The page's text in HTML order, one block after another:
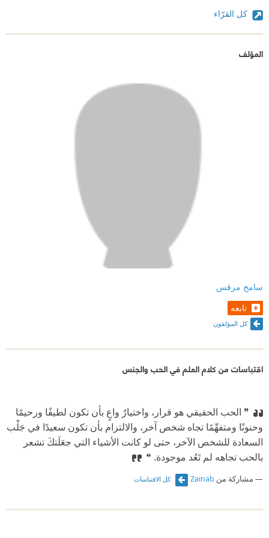
كل القرّاء
المؤلف
سامح مرقس
تابعه
كل المؤلفون
اقتباسات من كلام العلم في الحب والجنس
❞ الحب الحقيقي هو قرار، واختيارٌ واعٍ بأن تكون لطيفًا ورحيمًا
وحنونًا ومتفهِّمًا تجاه شخص آخر، والالتزام بأن تكون سعيدًا في جَلْب
السعادة للشخص الآخر، حتى لو كانت الأشياء التي جعَلَتكَ تشعر
بالحب تجاهه لم تَعُد موجودة. ❝
مشاركة من Zainab كل الاقتباسات